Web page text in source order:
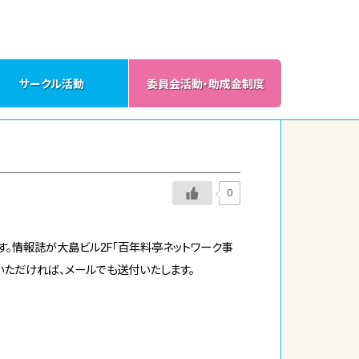
サークル活動 委員会活動・助成金制度
0
。情報誌が大島ビル2F「百年料亭ネットワーク事
だければ、メールでも送付いたします。